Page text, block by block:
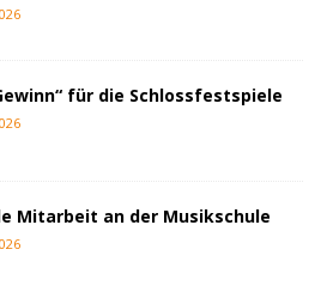
für die Schlossfestspiele
Mitarbeit an der Musikschule